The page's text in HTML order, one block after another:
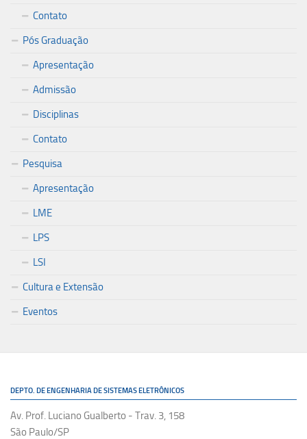
Contato
Pós Graduação
Apresentação
Admissão
Disciplinas
Contato
Pesquisa
Apresentação
LME
LPS
LSI
Cultura e Extensão
Eventos
DEPTO. DE ENGENHARIA DE SISTEMAS ELETRÔNICOS
Av. Prof. Luciano Gualberto - Trav. 3, 158
São Paulo/SP